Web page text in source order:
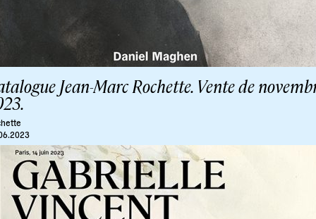
Jean-Marc Rochette. Vente de